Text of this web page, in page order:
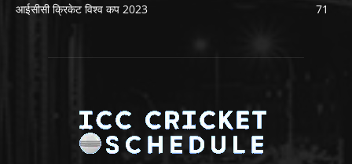
आईसीसी क्रिकेट विश्व कप 2023
71